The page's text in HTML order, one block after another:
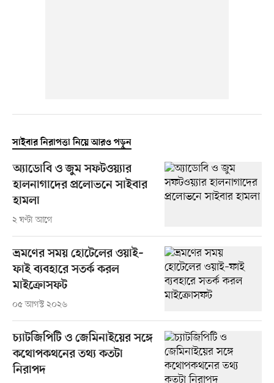
সাইবার নিরাপত্তা নিয়ে আরও পড়ুন
অ্যাডোবি ও জুম সফটওয়্যার
হালনাগাদের প্রলোভনে সাইবার
হামলা
২ ঘণ্টা আগে
ভ্রমণের সময় হোটেলের ওয়াই–
ফাই ব্যবহারে সতর্ক করল
মাইক্রোসফট
০৫ আগস্ট ২০২৬
চ্যাটজিপিটি ও জেমিনাইয়ের সঙ্গে
কথোপকথনের তথ্য কতটা
নিরাপদ